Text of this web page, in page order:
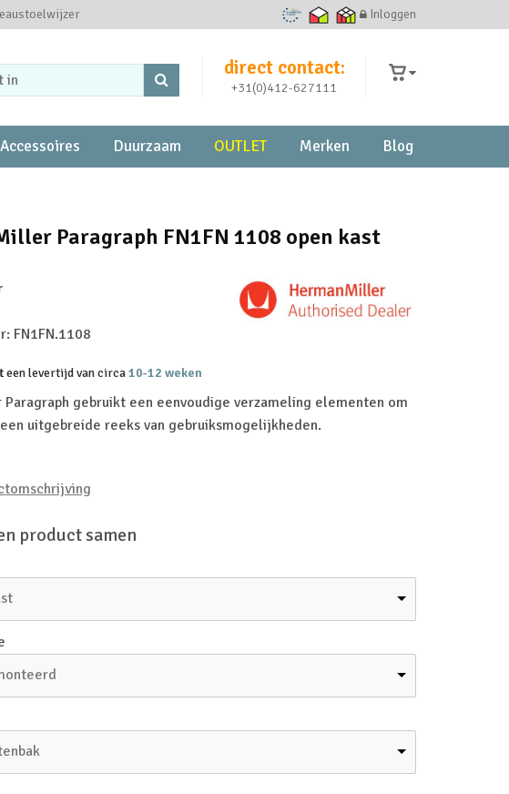
Ecommerce Europe Trustmark
Thuiswinkel waarborg
Thuiswinkel zakelijk
Inloggen
direct contact:
+31(0)412-627111
Accessoires Duurzaam OUTLET Merken Blog
Paragraph FN1FN 1108 open kast
FN1FN.1108
een levertijd van circa10-12 weken
gebruikt een eenvoudige verzameling elementen om
uitgebreide reeks van gebruiksmogelijkheden.
product samen